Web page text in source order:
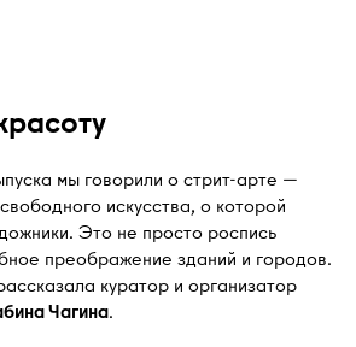
мы говорили о стрит-арте —
искусства, о которой
Это не просто роспись
преображение зданий и городов.
куратор и организатор
Чагина.